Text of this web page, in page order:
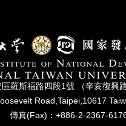
羅斯福路四段1號 （辛亥復興
Road,Taipei,10617
傳真(Fax)：+886-2-2367-